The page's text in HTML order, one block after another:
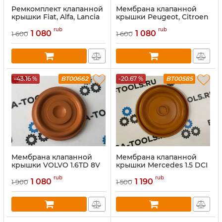
Ремкомплект клапанной
крышки Fiat, Alfa, Lancia
1 600 1 080 rub
Мембрана клапанной
крышки Peugeot, Citroen
1 600 1 080 rub
-43.16 % BT00662
Мембрана клапанной
крышки VOLVO 1.6TD 8V
1 900 1 080 rub
-20.67 % BT00585
Мембрана клапанной
крышки Mercedes 1.5 DCI
1 500 1 190 rub